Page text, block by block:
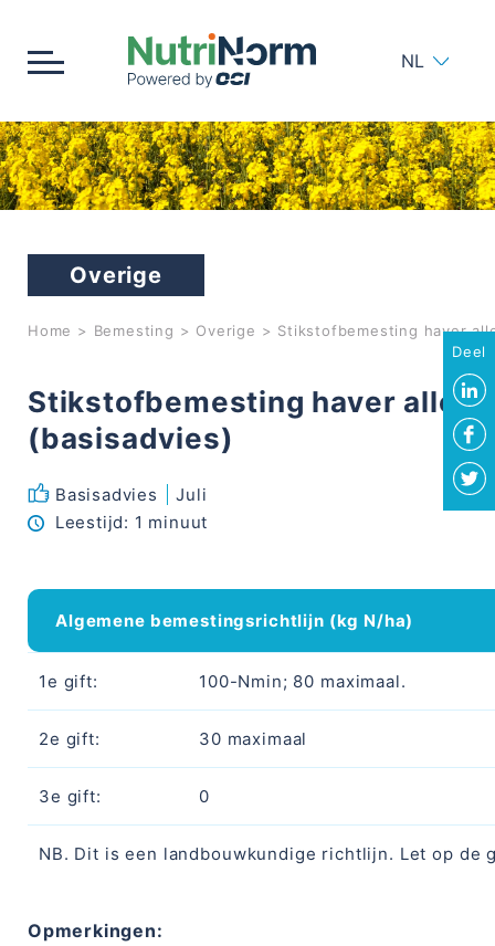
NL
Home
Meststoffen
Strooien
Producten
Services
Alles over duurzaamheid
Blog
Contact
Deel
Overige
Home > Bemesting > Overige > Stikstofbemesting haver
Stikstofbemesting haver alle
(basisadvies)
Basisadvies
Juli
Leestijd: 1 minuut
Algemene bemestingsrichtlijn (kg N/ha)
1e gift: 100-Nmin; 80 maximaal.
2e gift: 30 maximaal
3e gift: 0
NB. Dit is een landbouwkundige richtlijn. Let op de
Opmerkingen: